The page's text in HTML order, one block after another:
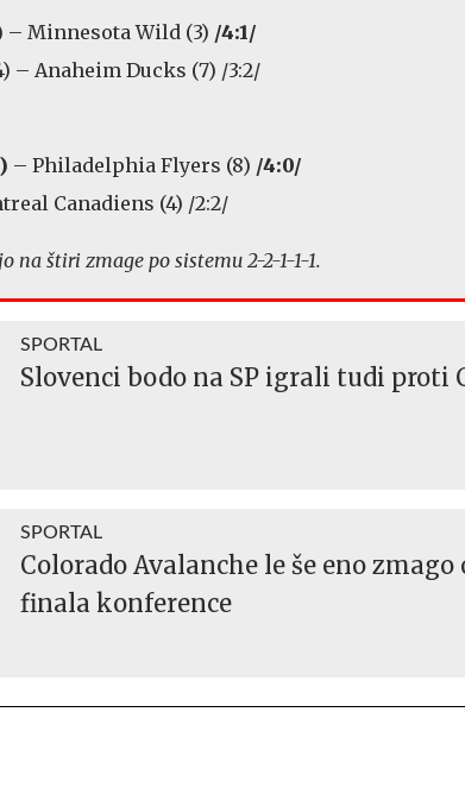
– Minnesota Wild (3) /4:1/
– Anaheim Ducks (7) /3:2/
– Philadelphia Flyers (8) /4:0/
Canadiens (4) /2:2/
na štiri zmage po sistemu 2-2-1-1-1.
SPORTAL
Slovenci bodo na SP igrali tudi proti
SPORTAL
Colorado Avalanche le še eno
finala konference